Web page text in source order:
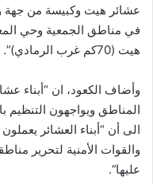
عشائر هيت وكبيسة من
في مناطق الجمعية وحي
هيت (70كم غرب الرمادي)”.
وأضاف الكعود، ان “أبناء
المناطق ويواجهون التنظيم
الى أن “أبناء العشائر
والقوات الأمنية لتحرير
عليها”.